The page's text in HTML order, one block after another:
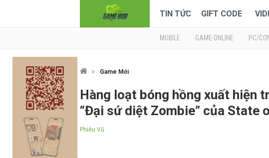
TIN TỨC GIFT CODE
MOBILE GAME ONLINE PC/
Game Mới
Hàng loạt bóng hồng xuất hiện
“Đại sứ diệt Zombie” của State
Phiêu Vũ